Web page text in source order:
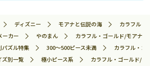
ディズニー モアナと伝説の海
カラフル
カー やのまん
カラフル・ゴールド/モアナ
ズル特集 300～500ピース未満
カラフル・
別一覧 極小ピース系
カラフル・ゴールド/